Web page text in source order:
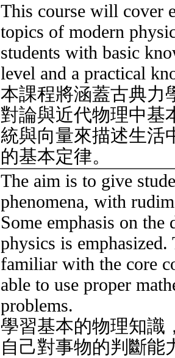
This course will cover
topics of modern
students with basic
level and a practical
本課程將涵蓋古典力
對論與近代物理中基
統與向量來描述生活
的基本定律。
The aim is to give
phenomena, with
Some emphasis on
physics is emphasized.
familiar with the core
able to use proper
problems.
學習基本的物理知識
自己對事物的判斷能